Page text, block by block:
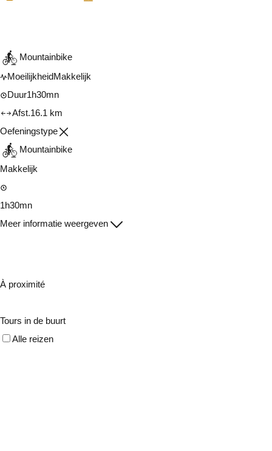
Mountainbike
MoeilijkheidMakkelijk
Duur1h30mn
Afst.16.1 km
Oefeningstype
Mountainbike
Makkelijk
1h30mn
Meer informatie weergeven
À proximité
Tours in de buurt
Alle reizen